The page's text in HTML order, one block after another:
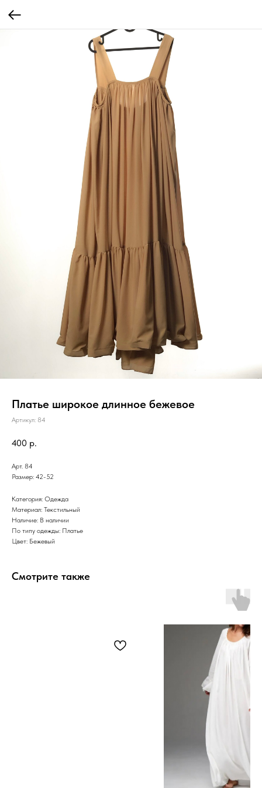
Платье широкое длинное бежевое
Артикул: 84
400 р.
Арт. 84
Размер: 42-52
Категория: Одежда
Материал: Текстильный
Наличие: В наличии
По типу одежды: Платье
Цвет: Бежевый
Смотрите также